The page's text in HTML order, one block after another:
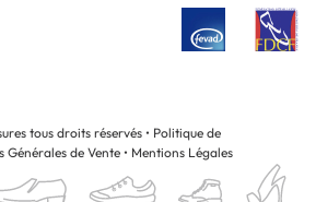
tous droits réservés • Politique de
Générales de Vente • Mentions Légales